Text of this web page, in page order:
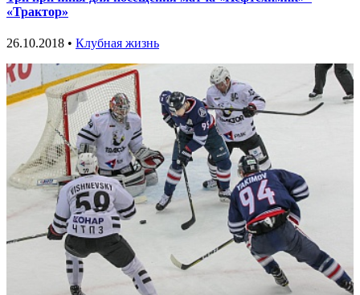
«Трактор»
26.10.2018 • Клубная жизнь